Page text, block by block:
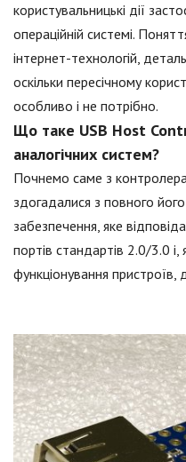
користувальницькі дії
операційній системі.
інтернет-технологій,
оскільки пересічному
особливо і не потрібно.
Що таке USB Host
аналогічних систем?
Почнемо саме з
здогадалися з повного
забезпечення, яке
портів стандартів 2.0/3.0 і,
функціонування пристроїв,